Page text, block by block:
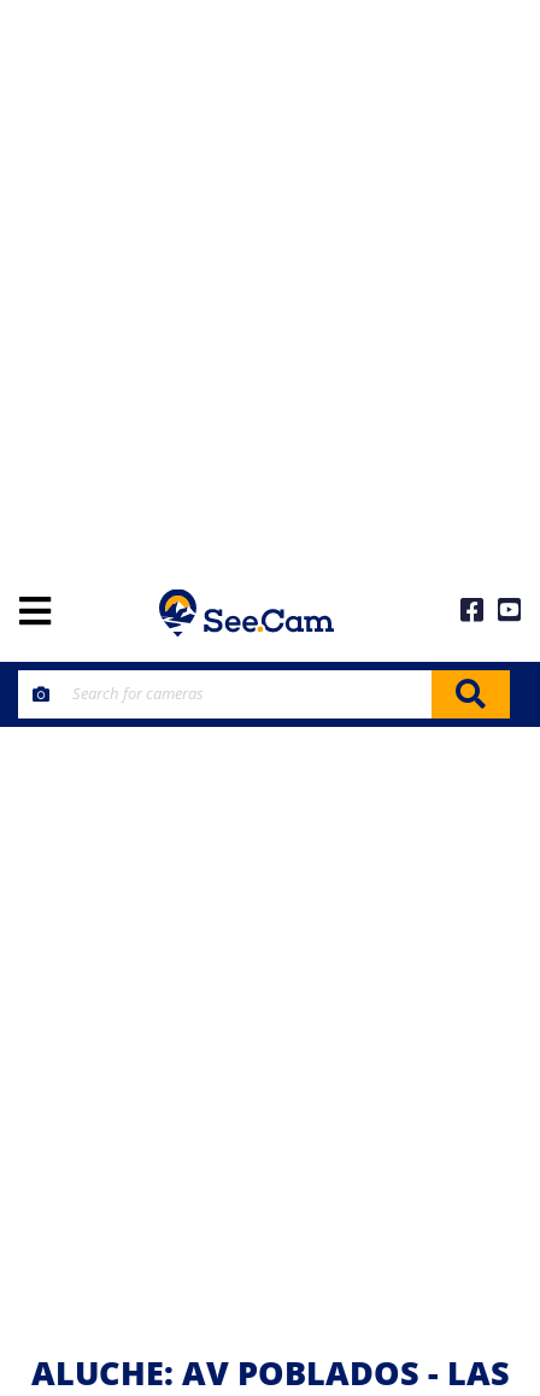
ALUCHE: AV POBLADOS - LAS